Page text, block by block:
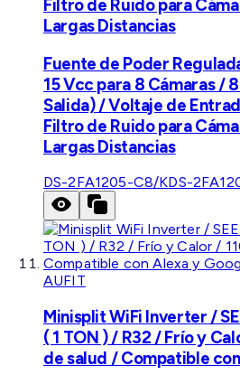
Filtro de Ruido para
Largas Distancias
Fuente de Poder
15 Vcc para 8 Cámaras /
Salida) / Voltaje de
Filtro de Ruido para
Largas Distancias
DS-2FA1205-C8/KDS-
AUFIT
Minisplit WiFi Inverter /
( 1 TON ) / R32 / Frío y
de salud / Compatible